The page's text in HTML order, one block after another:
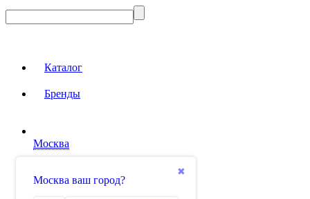
Каталог
Бренды
Москва
✖
Москва ваш город?